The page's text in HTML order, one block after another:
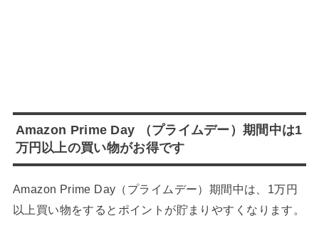
Amazon Prime Day （プライムデー）期間中は1
万円以上の買い物がお得です
Amazon Prime Day（プライムデー）期間中は、1万円
以上買い物をするとポイントが貯まりやすくなります。